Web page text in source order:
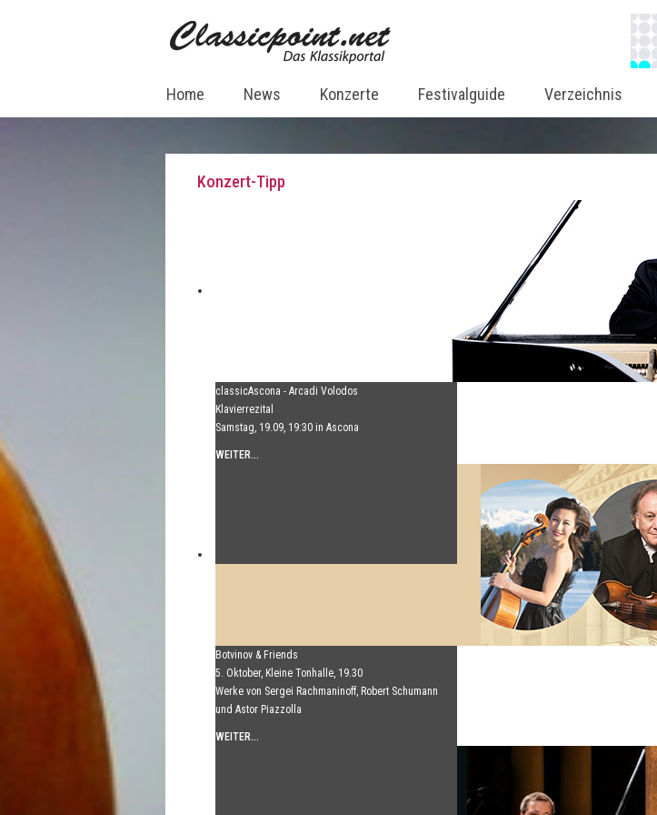
Home News Konzerte Festivalguide Verzeichnis
Konzert-Tipp
classicAscona - Arcadi Volodos
Klavierrezital
Samstag, 19.09, 19:30 in Ascona
WEITER...
Botvinov & Friends
5. Oktober, Kleine Tonhalle, 19.30
Werke von Sergei Rachmaninoff, Robert Schumann
und Astor Piazzolla
WEITER...